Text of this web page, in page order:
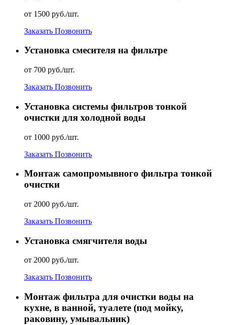
от 1500 руб./шт.
Заказать Позвонить
Установка смесителя на фильтре
от 700 руб./шт.
Заказать Позвонить
Установка системы фильтров тонкой
очистки для холодной воды
от 1000 руб./шт.
Заказать Позвонить
Монтаж самопромывного фильтра тонкой
очистки
от 2000 руб./шт.
Заказать Позвонить
Установка смягчителя воды
от 2000 руб./шт.
Заказать Позвонить
Монтаж фильтра для очистки воды на
кухне, в ванной, туалете (под мойку,
раковину, умывальник)